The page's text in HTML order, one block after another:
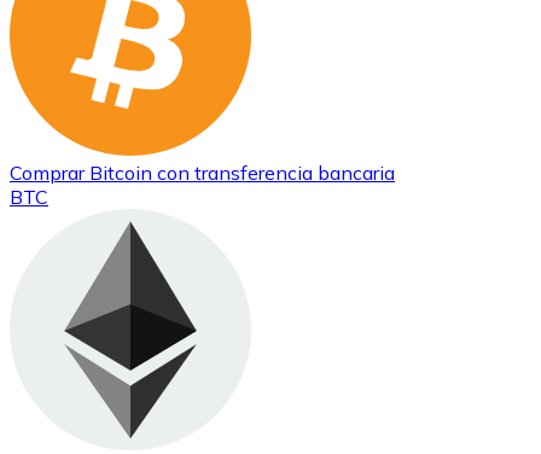
Comprar Bitcoin con transferencia bancaria
BTC